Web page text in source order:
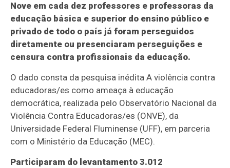
Nove em cada dez professores e professoras da
educação básica e superior do ensino público e
privado de todo o país já foram perseguidos
diretamente ou presenciaram perseguições e
censura contra profissionais da educação.
O dado consta da pesquisa inédita A violência contra
educadoras/es como ameaça à educação
democrática, realizada pelo Observatório Nacional da
Violência Contra Educadoras/es (ONVE), da
Universidade Federal Fluminense (UFF), em parceria
com o Ministério da Educação (MEC).
Participaram do levantamento 3.012